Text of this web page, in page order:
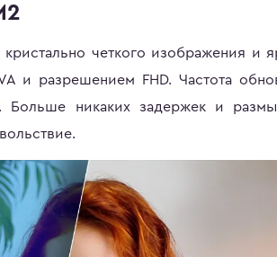
четкого изображения и
разрешением FHD. Частота
Больше никаких задержек и